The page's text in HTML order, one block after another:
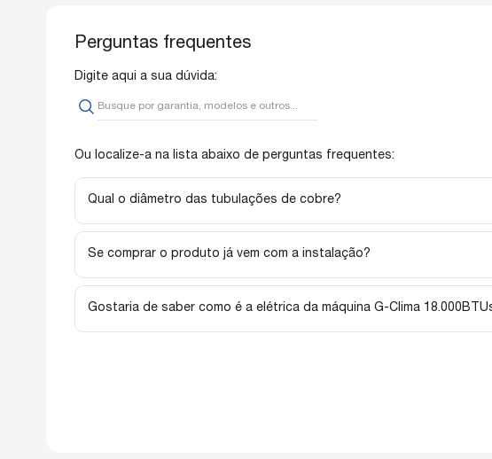
Perguntas frequentes
Digite aqui a sua dúvida:
Ou localize-a na lista abaixo de perguntas frequentes:
Qual o diâmetro das tubulações de cobre?
O diâmetro das tubulações desse aparelho são de 1/4 e 3/8.
Se comprar o produto já vem com a instalação?
Não, a instalação é um processo a parte. Para realizar a cotação da
https://gree.com.br/suporte/
Gostaria de saber como é a elétrica da máquina G-Clima